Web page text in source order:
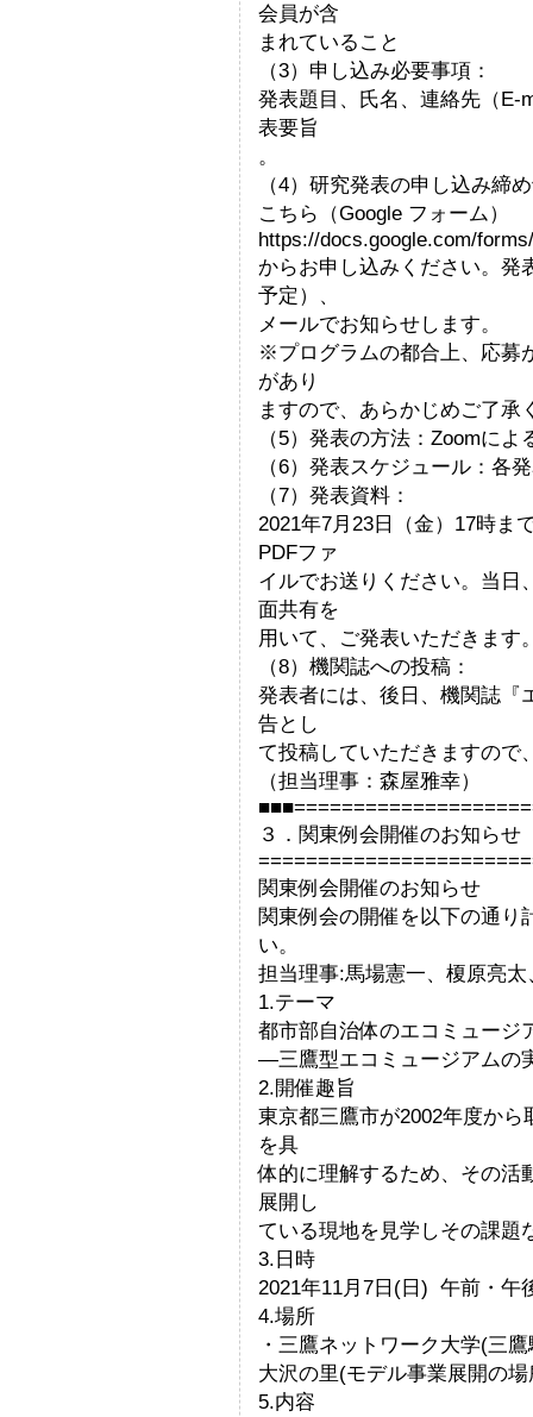
会員が含
まれていること
（3）申し込み必要事項：
発表題目、氏名、連絡先（E-
表要旨
。
（4）研究発表の申し込み締
こちら（Google フォーム）
https://docs.google.com/
からお申し込みください。発
予定）、
メールでお知らせします。
※プログラムの都合上、応募
があり
ますので、あらかじめご了承
（5）発表の方法：Zoomに
（6）発表スケジュール：各
（7）発表資料：
2021年7月23日（金）17時
PDFファ
イルでお送りください。当日
面共有を
用いて、ご発表いただきます
（8）機関誌への投稿：
発表者には、後日、機関誌『
告とし
て投稿していただきますので
（担当理事：森屋雅幸）
３．関東例会開催のお知らせ
関東例会開催のお知らせ
関東例会の開催を以下の通り
い。
担当理事:馬場憲一、榎原亮
1.テーマ
都市部自治体のエコミュージ
―三鷹型エコミュージアムの
2.開催趣旨
東京都三鷹市が2002年度か
を具
体的に理解するため、その活
展開し
ている現地を見学しその課題
3.日時
2021年11月7日(日) 午前・午
4.場所
・三鷹ネットワーク大学(三
大沢の里(モデル事業展開の場
5.内容